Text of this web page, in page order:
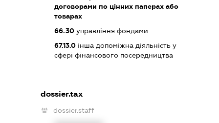
договорами по цінних паперах або
товарах
66.30управління фондами
67.13.0інша допоміжна діяльність у
сфері фінансового посередництва
dossier.tax
dossier.staff